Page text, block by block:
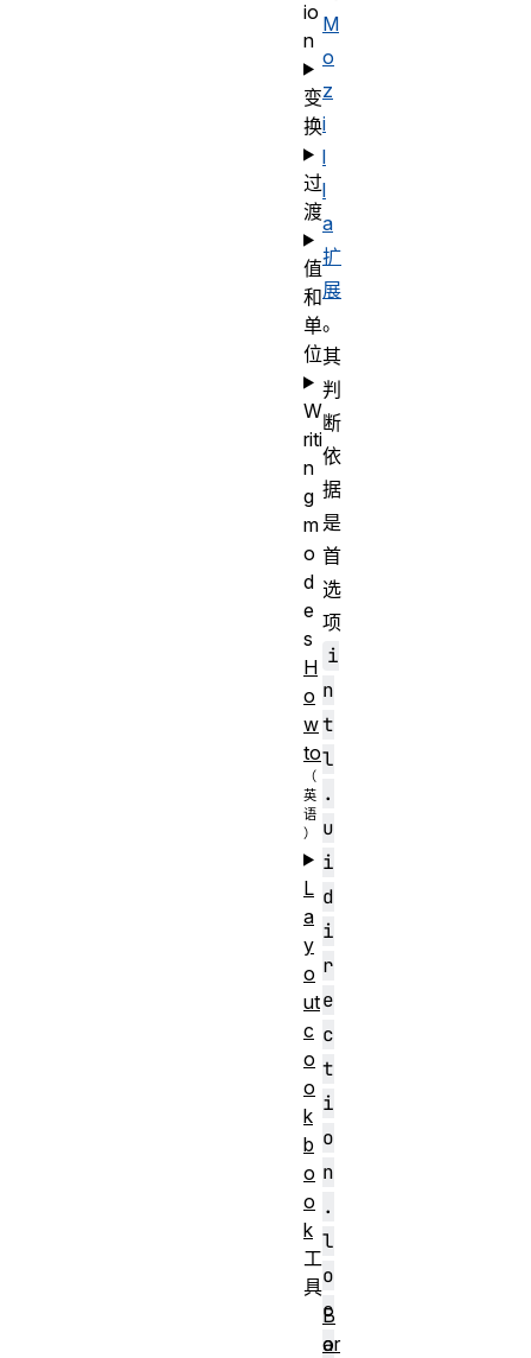
M
o
z
i
l
l
a
扩
展
。
其
判
断
依
据
是
首
选
项
i
n
t
l
.
u
i
d
i
r
e
c
t
i
o
n
.
l
o
c
a
io
n
变
换
过
渡
值
和
单
位
W
riti
n
g
m
o
d
e
s
H
o
w
to
L
a
y
o
ut
c
o
o
k
b
o
o
k
工
具
B
or